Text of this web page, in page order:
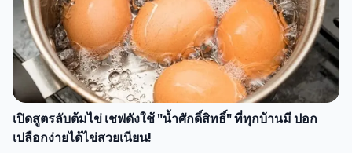
เปิดสูตรลับต้มไข่ เชฟดังใช้ "น้ำศักดิ์สิทธิ์" ที่ทุกบ้านมี ปอก
เปลือกง่ายได้ไข่สวยเนียน!